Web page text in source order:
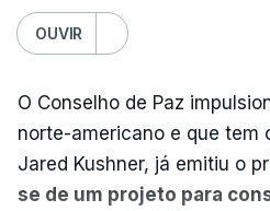
OUVIR
O Conselho de Paz
norte-americano e que tem
Jared Kushner, já emitiu o
se de um projeto para